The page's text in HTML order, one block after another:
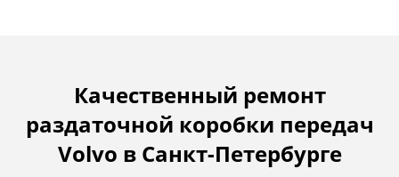
Качественный ремонт
раздаточной коробки передач
Volvo в Санкт-Петербурге